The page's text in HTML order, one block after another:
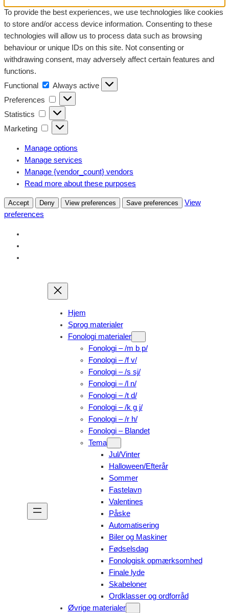
To provide the best experiences, we use technologies like cookies
to store and/or access device information. Consenting to these
technologies will allow us to process data such as browsing
behaviour or unique IDs on this site. Not consenting or
withdrawing consent, may adversely affect certain features and
functions.
Functional
Functional
Always active
Preferences
Preferences
Statistics Statistics
Marketing Marketing
Manage options
Manage services
Manage {vendor_count} vendors
Read more about these purposes
Accept Deny View preferences Save preferences
View
preferences
Hjem
Sprog materialer
Fonologi materialer
Fonologi – /m b p/
Fonologi – /f v/
Fonologi – /s sj/
Fonologi – /l n/
Fonologi – /t d/
Fonologi – /k g j/
Fonologi – /r h/
Fonologi – Blandet
Tema
Jul/Vinter
Halloween/Efterår
Sommer
Fastelavn
Valentines
Påske
Automatisering
Biler og Maskiner
Fødselsdag
Fonologisk opmærksomhed
Finale lyde
Skabeloner
Ordklasser og ordforråd
Øvrige materialer